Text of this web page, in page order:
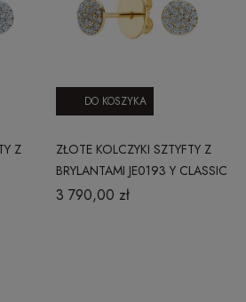
Z
ZŁOTE KOLCZYKI SZTYFTY Z
BRYLANTAMI JE0193 Y CLASSIC
DIAMONDS
3 790,00 zł
DO KOSZYKA